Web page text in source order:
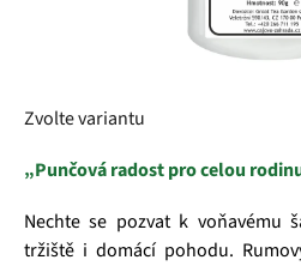
Zvolte variantu
„Punčová radost pro celou
Nechte se pozvat k voňavému
tržiště i domácí pohodu.